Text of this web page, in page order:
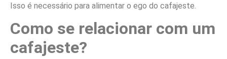
Isso é necessário para alimentar o ego do cafajeste.
Como se relacionar com um
cafajeste?